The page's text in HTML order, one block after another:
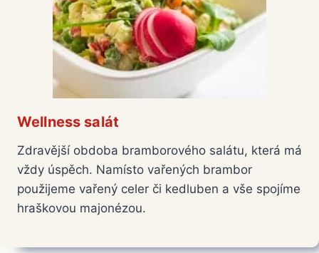
Wellness salát
Zdravější obdoba bramborového salátu, která má
vždy úspěch. Namísto vařených brambor
použijeme vařený celer či kedluben a vše spojíme
hraškovou majonézou.